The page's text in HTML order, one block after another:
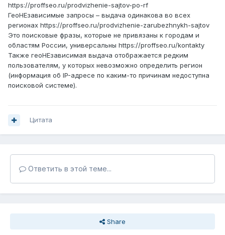
https://proffseo.ru/prodvizhenie-sajtov-po-rf
ГеоНЕзависимые запросы – выдача одинакова во всех
регионах https://proffseo.ru/prodvizhenie-zarubezhnykh-sajtov
Это поисковые фразы, которые не привязаны к городам и
областям России, универсальны https://proffseo.ru/kontakty
Также геоНЕзависимая выдача отображается редким
пользователям, у которых невозможно определить регион
(информация об IP-адресе по каким-то причинам недоступна
поисковой системе).
Цитата
Ответить в этой теме...
Share